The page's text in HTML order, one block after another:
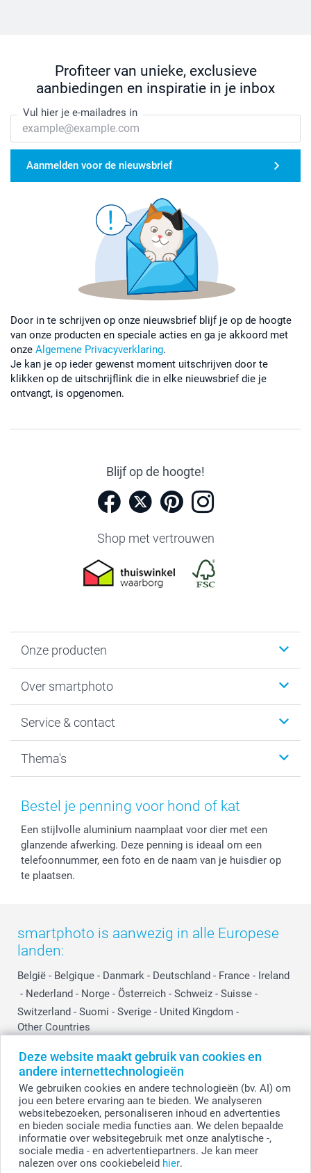
Deze website maakt gebruik van cookies en
andere internettechnologieën
We gebruiken cookies en andere technologieën (bv. AI) om
jou een betere ervaring aan te bieden. We analyseren
websitebezoeken, personaliseren inhoud en advertenties
en bieden sociale media functies aan. We delen bepaalde
informatie over websitegebruik met onze analytische -,
sociale media - en advertentiepartners. Je kan meer
nalezen over ons cookiebeleid hier.
Profiteer van unieke, exclusieve
aanbiedingen en inspiratie in je inbox
Vul hier je e-mailadres in
Aanmelden voor de nieuwsbrief
Door in te schrijven op onze nieuwsbrief blijf je op de hoogte
van onze producten en speciale acties en ga je akkoord met
onze Algemene Privacyverklaring.
Je kan je op ieder gewenst moment uitschrijven door te
klikken op de uitschrijflink die in elke nieuwsbrief die je
ontvangt, is opgenomen.
Blijf op de hoogte!
Shop met vertrouwen
Onze producten
Fotoboeken
Fotocadeaus
Kaarten
Over smartphoto
Vacatures
Bestelproces
Herroepingsrecht
Cookiebeleid
Reviews
Prijslijst
Service & contact
Tevredenheidsgarantie
Mijn orderstatus
smartfriends
service@smartphoto.nl
Affiliate partnerprogramma
Thema's
Baby
Vaderdag
Huwelijk
Bestel je penning voor hond of kat
Een stijlvolle aluminium naamplaat voor dier met een
glanzende afwerking. Deze penning is ideaal om een
telefoonnummer, een foto en de naam van je huisdier op
te plaatsen.
smartphoto is aanwezig in alle Europese
landen:
België - Belgique - Danmark - Deutschland - France - Ireland
- Nederland - Norge - Österreich - Schweiz - Suisse -
Switzerland - Suomi - Sverige - United Kingdom -
Other Countries
© smartphoto group. Alle rechten voorbehouden.Disclaimer
Alle prijzen zijn in EURO (€) inclusief BTW en exclusief verzendkosten.